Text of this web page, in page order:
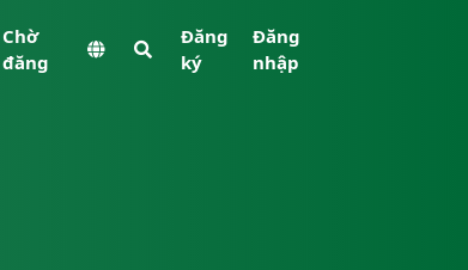
Chờ
đăng
Đăng
ký
Đăng
nhập